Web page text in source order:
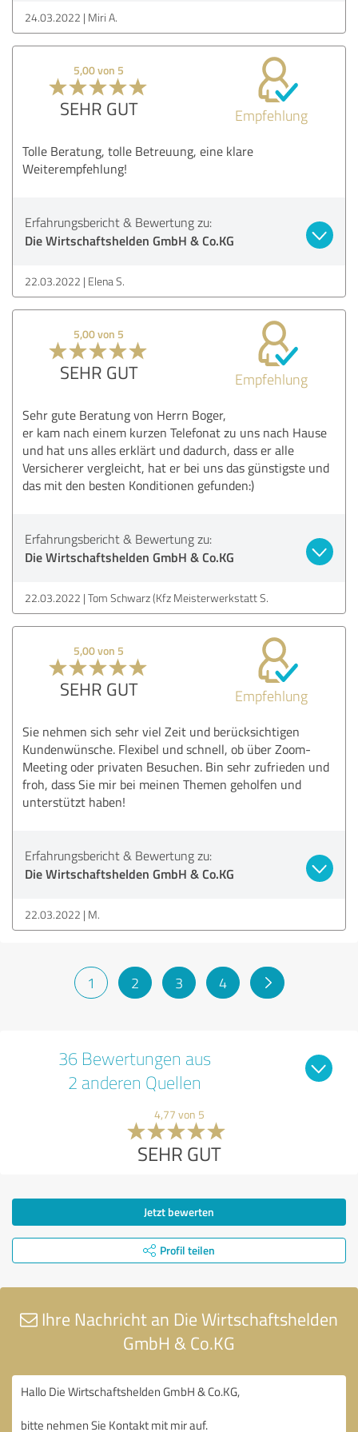
24.03.2022 Miri A.
5,00 von 5
SEHR GUT Empfehlung
Tolle Beratung, tolle Betreuung, eine klare
Weiterempfehlung!
Erfahrungsbericht & Bewertung zu:
Die Wirtschaftshelden GmbH & Co.KG
22.03.2022 Elena S.
5,00 von 5
SEHR GUT Empfehlung
Sehr gute Beratung von Herrn Boger,
er kam nach einem kurzen Telefonat zu uns nach Hause
und hat uns alles erklärt und dadurch, dass er alle
Versicherer vergleicht, hat er bei uns das günstigste und
das mit den besten Konditionen gefunden:)
Erfahrungsbericht & Bewertung zu:
Die Wirtschaftshelden GmbH & Co.KG
22.03.2022 Tom Schwarz (Kfz Meisterwerkstatt S.
5,00 von 5
SEHR GUT Empfehlung
Sie nehmen sich sehr viel Zeit und berücksichtigen
Kundenwünsche. Flexibel und schnell, ob über Zoom-
Meeting oder privaten Besuchen. Bin sehr zufrieden und
froh, dass Sie mir bei meinen Themen geholfen und
unterstützt haben!
Erfahrungsbericht & Bewertung zu:
Die Wirtschaftshelden GmbH & Co.KG
22.03.2022 M.
1 2 3 4
36 Bewertungen aus
2 anderen Quellen
4,77 von 5
SEHR GUT
Jetzt bewerten
Profil teilen
Ihre Nachricht an Die Wirtschaftshelden
GmbH & Co.KG